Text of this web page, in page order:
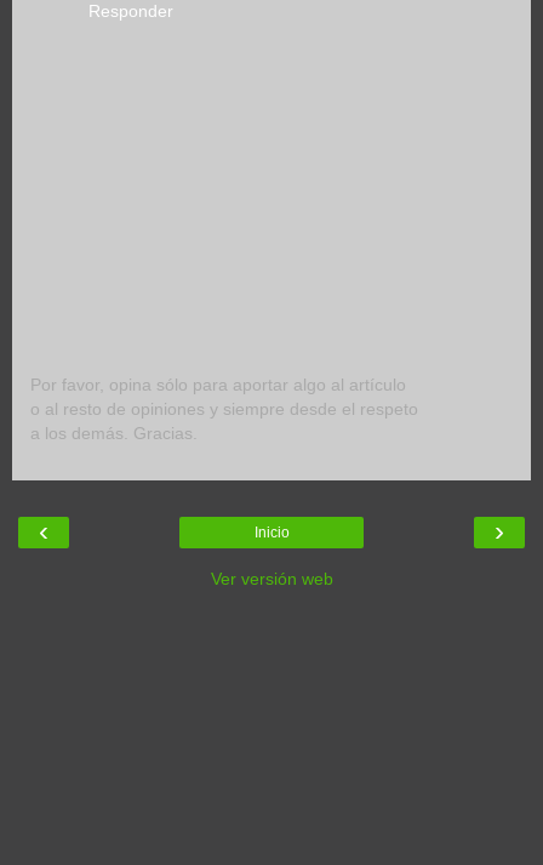
Responder
Por favor, opina sólo para aportar algo al artículo
o al resto de opiniones y siempre desde el respeto
a los demás. Gracias.
‹ ›
Inicio
Ver versión web